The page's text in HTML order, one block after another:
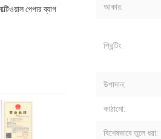
পেপার ব্যাগ আকার:
প্রিন্টিং:
উপাদান:
কাঠামো:
বিশেষভাবে তুলে ধরা: